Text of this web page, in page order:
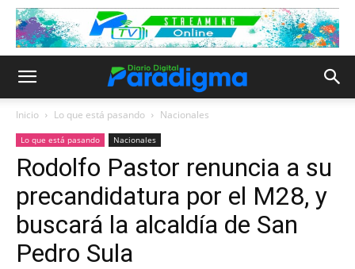
Inicio Lo que está pasando Nacionales
Lo que está pasando Nacionales
Rodolfo Pastor renuncia a su
precandidatura por el M28, y
buscará la alcaldía de San
Pedro Sula